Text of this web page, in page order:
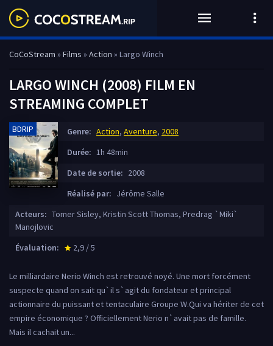
CoCoStream » Films » Action » Largo Winch
LARGO WINCH (2008) FILM EN
STREAMING COMPLET
BDRIP Genre: Action, Aventure, 2008
Durée: 1h 48min
Date de sortie: 2008
Réalisé par: Jérôme Salle
Acteurs: Tomer Sisley, Kristin Scott Thomas, Predrag `Miki`
Manojlovic
Évaluation:
star_rate
2,9 / 5
Le milliardaire Nerio Winch est retrouvé noyé. Une mort forcément
suspecte quand on sait qu`il s`agit du fondateur et principal
actionnaire du puissant et tentaculaire Groupe W.Qui va hériter de cet
empire économique ? Officiellement Nerio n`avait pas de famille.
Mais il cachait un...